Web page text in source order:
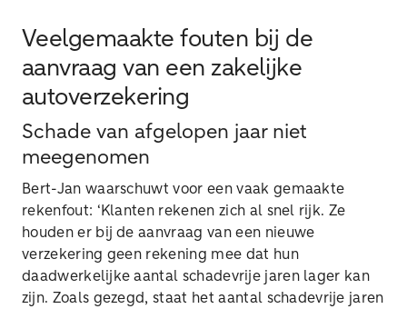
Veelgemaakte fouten bij de
aanvraag van een zakelijke
autoverzekering
Schade van afgelopen jaar niet
meegenomen
Bert-Jan waarschuwt voor een vaak gemaakte
rekenfout: ‘Klanten rekenen zich al snel rijk. Ze
houden er bij de aanvraag van een nieuwe
verzekering geen rekening mee dat hun
daadwerkelijke aantal schadevrije jaren lager kan
zijn. Zoals gezegd, staat het aantal schadevrije jaren